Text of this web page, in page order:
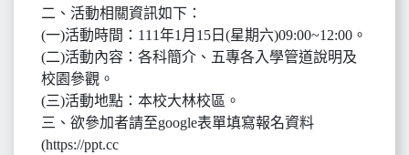
二、活動相關資訊如下：
(一)活動時間：111年1月15日(星期六)09:00~12:00。
(二)活動內容：各科簡介、五專各入學管道說明及
校園參觀。
(三)活動地點：本校大林校區。
三、欲參加者請至google表單填寫報名資料
(https://ppt.cc